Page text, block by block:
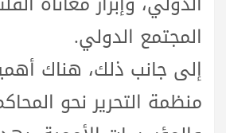
المجتمع الدولي.
إلى جانب ذلك، هناك
منظمة التحرير نحو